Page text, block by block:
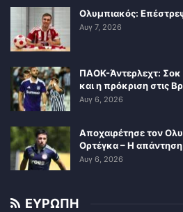
Ολυμπιακός:
Αυγ 7, 2026
ΠΑΟΚ-Άντερλεχτ: Σοκ
και η πρόκριση στις
Αυγ 6, 2026
Αποχαιρέτησε τον
Ορτέγκα – Η
Αυγ 6, 2026
ΕΥΡΩΠΗ